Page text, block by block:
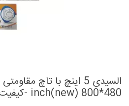
inch(new) 800*480 -کیفیت خوب گرید A